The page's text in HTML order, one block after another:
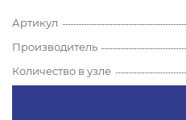
Артикул
Производитель
Количество в узле